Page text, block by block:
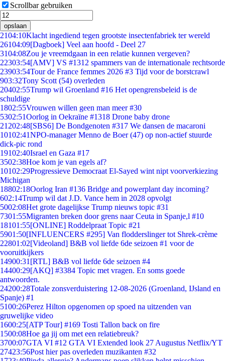
Scrollbar gebruiken
opslaan
2104:10Klacht ingediend tegen grootste insectenfabriek ter wereld
26104:09[Dagboek] Veel aan hoofd - Deel 27
3104:08Zou je vreemdgaan in een relatie kunnen vergeven?
22303:54[AMV] VS #1312 spammers van de internationale rechtsorde
23903:54Tour de France femmes 2026 #3 Tijd voor de borstcrawl
903:32Tony Scott (54) overleden
20402:55Trump wil Groenland #16 Het opengrensbeleid is de
schuldige
1802:55Vrouwen willen geen man meer #30
5302:51Oorlog in Oekraïne #1318 Drone baby drone
21202:48[SBS6] De Bondgenoten #317 We dansen de macaroni
10102:41NPO-manager Menno de Boer (47) op non-actief stuurde
dick-pic rond
19102:40Israel en Gaza #17
3502:38Hoe kom je van egels af?
10102:29Progressieve Democraat El-Sayed wint nipt voorverkiezing
Michigan
18802:18Oorlog Iran #136 Bridge and powerplant day incoming?
602:14Trump wil dat J.D. Vance hem in 2028 opvolgt
5002:08Het grote dagelijkse Trump nieuws topic #31
7301:55Migranten breken door grens naar Ceuta in Spanje,l #10
18101:55[ONLINE] Roddelpraat Topic #21
5901:50[INFLUENCERS #295] Van flodderslinger tot Shrek-crème
22801:02[Videoland] B&B vol liefde 6de seizoen #1 voor de
vooruitkijkers
14900:31 [RTL] B&B vol liefde 6de seizoen #4
14400:29[AKQ] #3384 Topic met vragen. En soms goede
antwoorden.
24200:28Totale zonsverduistering 12-08-2026 (Groenland, IJsland en
Spanje) #1
5100:26Perez Hilton opgenomen op spoed na uitzenden van
gruwelijke video
1600:25[ATP Tour] #169 Tosti Tallon back on fire
1500:08Hoe ga jij om met een relatiebreuk?
3700:07GTA VI #12 GTA VI Extended look 27 Augustus Netflix/YT
27423:56Post hier pas overleden muzikanten #32